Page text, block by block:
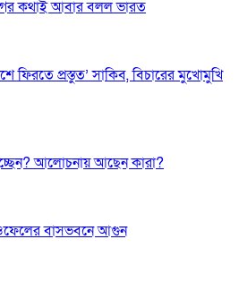
কথাই আবার বলল ভারত
ফিরতে প্রস্তুত’ সাকিব, বিচারের মুখোমুখি
আলোচনায় আছেন কারা?
নওফেলের বাসভবনে আগুন